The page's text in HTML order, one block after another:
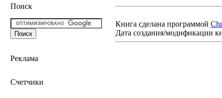
Поиск
Реклама
Счетчики
Книга сделана программой
Дата создания/модификации